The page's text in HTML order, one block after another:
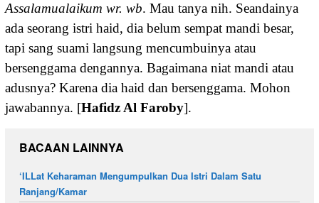
Assalamualaikum wr. wb. Mau tanya nih. Seandainya
ada seorang istri haid, dia belum sempat mandi besar,
tapi sang suami langsung mencumbuinya atau
bersenggama dengannya. Bagaimana niat mandi atau
adusnya? Karena dia haid dan bersenggama. Mohon
jawabannya. [Hafidz Al Faroby].
BACAAN LAINNYA
‘ILLat Keharaman Mengumpulkan Dua Istri Dalam Satu
Ranjang/Kamar